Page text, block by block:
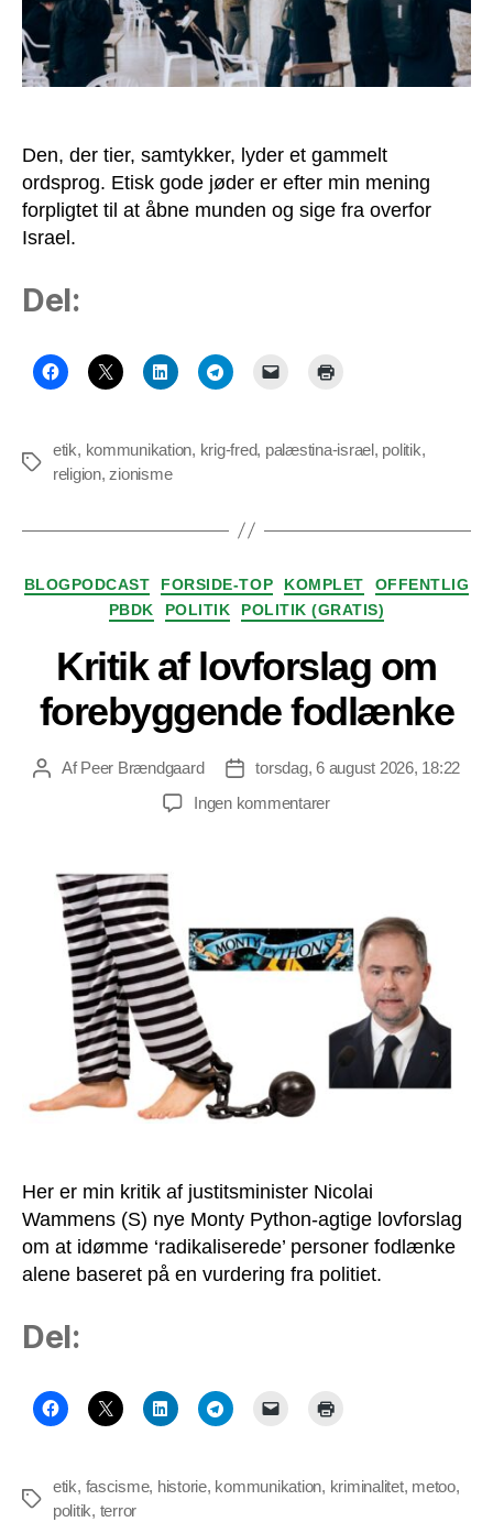
Den, der tier, samtykker, lyder et gammelt
ordsprog. Etisk gode jøder er efter min mening
forpligtet til at åbne munden og sige fra overfor
Israel.
Del:
Tags
etik, kommunikation, krig-fred, palæstina-israel, politik,
religion, zionisme
Kategorier
BLOGPODCAST FORSIDE-TOP KOMPLET
OFFENTLIG
PBDK
POLITIK POLITIK (GRATIS)
Kritik af lovforslag om
forebyggende fodlænke
Indlægsforfatter
AfPeer Brændgaard Indlægsdato
torsdag, 6 august 2026, 18:22
Ingen kommentarertil
forebyggende
fodlænke
Her er min kritik af justitsminister Nicolai
Wammens (S) nye Monty Python-agtige lovforslag
om at idømme ‘radikaliserede’ personer fodlænke
alene baseret på en vurdering fra politiet.
Del:
Tags
etik, fascisme, historie, kommunikation, kriminalitet, metoo,
politik, terror